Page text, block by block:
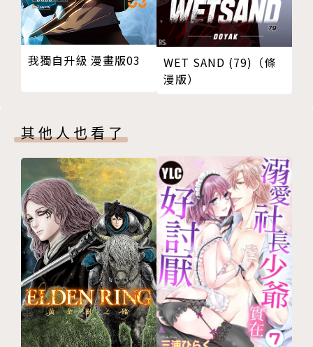
我獨自升級 漫畫版03
WET SAND (79)（條
漫版）
其他人也看了